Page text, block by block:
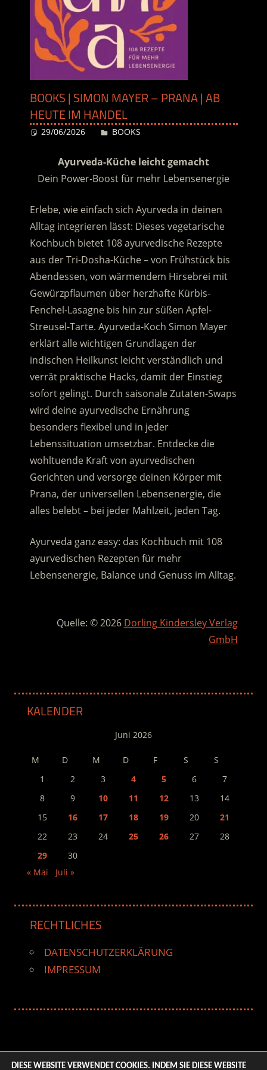
BOOKS | SIMON MAYER – PRANA | AB
HEUTE IM HANDEL
29/06/2026 Desiree
BOOKS
Ayurveda-Küche leicht gemacht
Dein Power-Boost für mehr Lebensenergie
Erlebe, wie einfach sich Ayurveda in deinen
Alltag integrieren lässt: Dieses vegetarische
Kochbuch bietet 108 ayurvedische Rezepte
aus der Tri-Dosha-Küche – von Frühstück bis
Abendessen, von wärmendem Hirsebrei mit
Gewürzpflaumen über herzhafte Kürbis-
Fenchel-Lasagne bis hin zur süßen Apfel-
Streusel-Tarte. Ayurveda-Koch Simon Mayer
erklärt alle wichtigen Grundlagen der
indischen Heilkunst leicht verständlich und
verrät praktische Hacks, damit der Einstieg
sofort gelingt. Durch saisonale Zutaten-Swaps
wird deine ayurvedische Ernährung
besonders flexibel und in jeder
Lebenssituation umsetzbar. Entdecke die
wohltuende Kraft von ayurvedischen
Gerichten und versorge deinen Körper mit
Prana, der universellen Lebensenergie, die
alles belebt – bei jeder Mahlzeit, jeden Tag.
Ayurveda ganz easy: das Kochbuch mit 108
ayurvedischen Rezepten für mehr
Lebensenergie, Balance und Genuss im Alltag.
Quelle: © 2026 Dorling Kindersley Verlag
GmbH
KALENDER
Juni 2026
M D M D F S
S
1
2 3 4 5 6
7
8
9 10 11 12 13
14
15
16 17 18 19 20
21
22
23 24 25 26 27
28
29
30
« Mai
Juli »
RECHTLICHES
DATENSCHUTZERKLÄRUNG
IMPRESSUM
DIESE WEBSITE VERWENDET COOKIES. INDEM SIE DIESE WEBSITE